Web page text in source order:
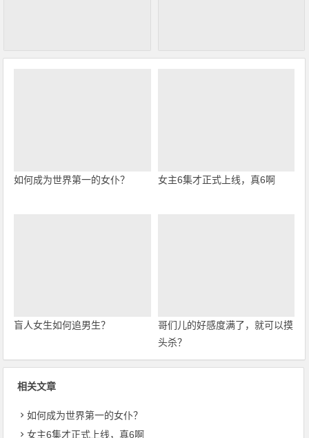
如何成为世界第一的女仆？ 女主6集才正式上线，真6啊
盲人女生如何追男生？
哥们儿的好感度满了，就可以摸
头杀？
相关文章
如何成为世界第一的女仆？
女主6集才正式上线，真6啊